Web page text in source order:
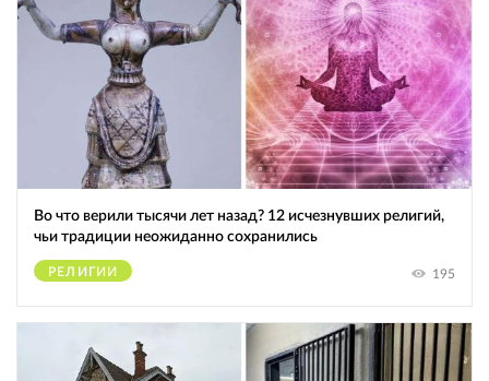
Во что верили тысячи лет назад? 12 исчезнувших религий,
чьи традиции неожиданно сохранились
РЕЛИГИИ 195